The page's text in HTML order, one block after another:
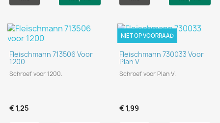
Fleischmann 713506 Voor
1200
Schroef voor 1200.
€ 1,25
Fleischmann 730033 Voor
Plan V
Schroef voor Plan V.
€ 1,99
NIET OP VOORRAAD